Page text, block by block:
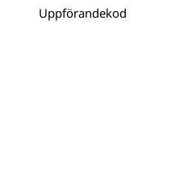
Uppförandekod